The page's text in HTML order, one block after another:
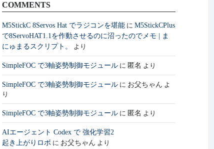
COMMENTS
M5StickC 8Servos Hat でラジコンを堪能 に M5StickCPlus
で8ServoHAT1.1を作動させるのに沼ったのでメモ | ま
にゅまるスクリプト。
より
SimpleFOC で3軸姿勢制御モジュール に 匿名 より
SimpleFOC で3軸姿勢制御モジュール に お父ちゃん よ
り
SimpleFOC で3軸姿勢制御モジュール に 匿名 より
AIエージェント Codex で 強化学習2
起き上がりロボ に お父ちゃん より